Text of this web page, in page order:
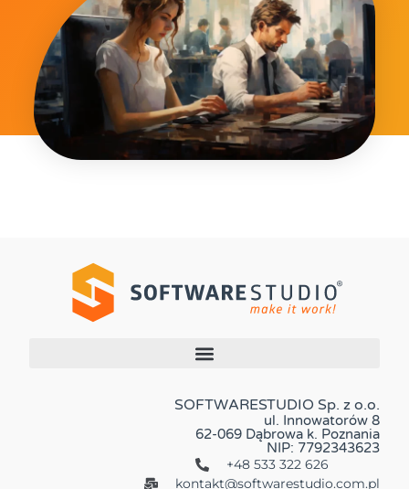
SOFTWARESTUDIO Sp. z o.o.
ul. Innowatorów 8
62-069 Dąbrowa k. Poznania
NIP: 7792343623
+48 533 322 626
kontakt@softwarestudio.com.pl